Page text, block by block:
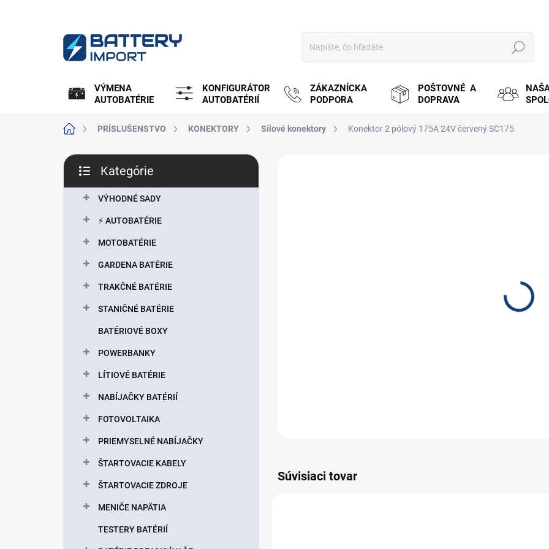
Hľadať
VÝMENA
AUTOBATÉRIE
KONFIGURÁTOR
AUTOBATÉRIÍ
ZÁKAZNÍCKA
PODPORA
POŠTOVNÉ A
DOPRAVA
DomovPRÍSLUŠENSTVO KONEKTORY Silové konektory Konektor 2 pólový 175A 24V červený SC175
B
č
kategórie
Kategórie
VÝHODNÉ SADY
⚡ AUTOBATÉRIE
MOTOBATÉRIE
GARDENA BATÉRIE
TRAKČNÉ BATÉRIE
STANIČNÉ BATÉRIE
BATÉRIOVÉ BOXY
POWERBANKY
LÍTIOVÉ BATÉRIE
NABÍJAČKY BATÉRIÍ
FOTOVOLTAIKA
PRIEMYSELNÉ NABÍJAČKY
ŠTARTOVACIE KABELY
ŠTARTOVACIE ZDROJE
MENIČE NAPÄTIA
TESTERY BATÉRIÍ
-
Súvisiaci tovar